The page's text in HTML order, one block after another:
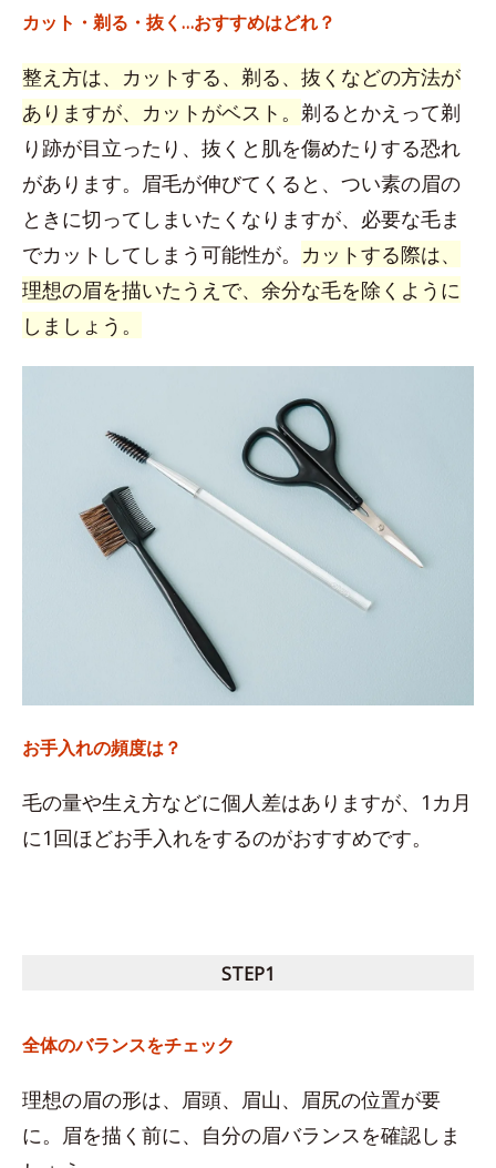
カット・剃る・抜く…おすすめはどれ？
整え方は、カットする、剃る、抜くなどの方法が
ありますが、カットがベスト。 剃るとかえって剃
り跡が目立ったり、抜くと肌を傷めたりする恐れ
があります。眉毛が伸びてくると、つい素の眉の
ときに切ってしまいたくなりますが、必要な毛ま
でカットしてしまう可能性が。 カットする際は、
理想の眉を描いたうえで、余分な毛を除くように
しましょう。
お手入れの頻度は？
毛の量や生え方などに個人差はありますが、1カ月
に1回ほどお手入れをするのがおすすめです。
STEP1
全体のバランスをチェック
理想の眉の形は、眉頭、眉山、眉尻の位置が要
に。眉を描く前に、自分の眉バランスを確認しま